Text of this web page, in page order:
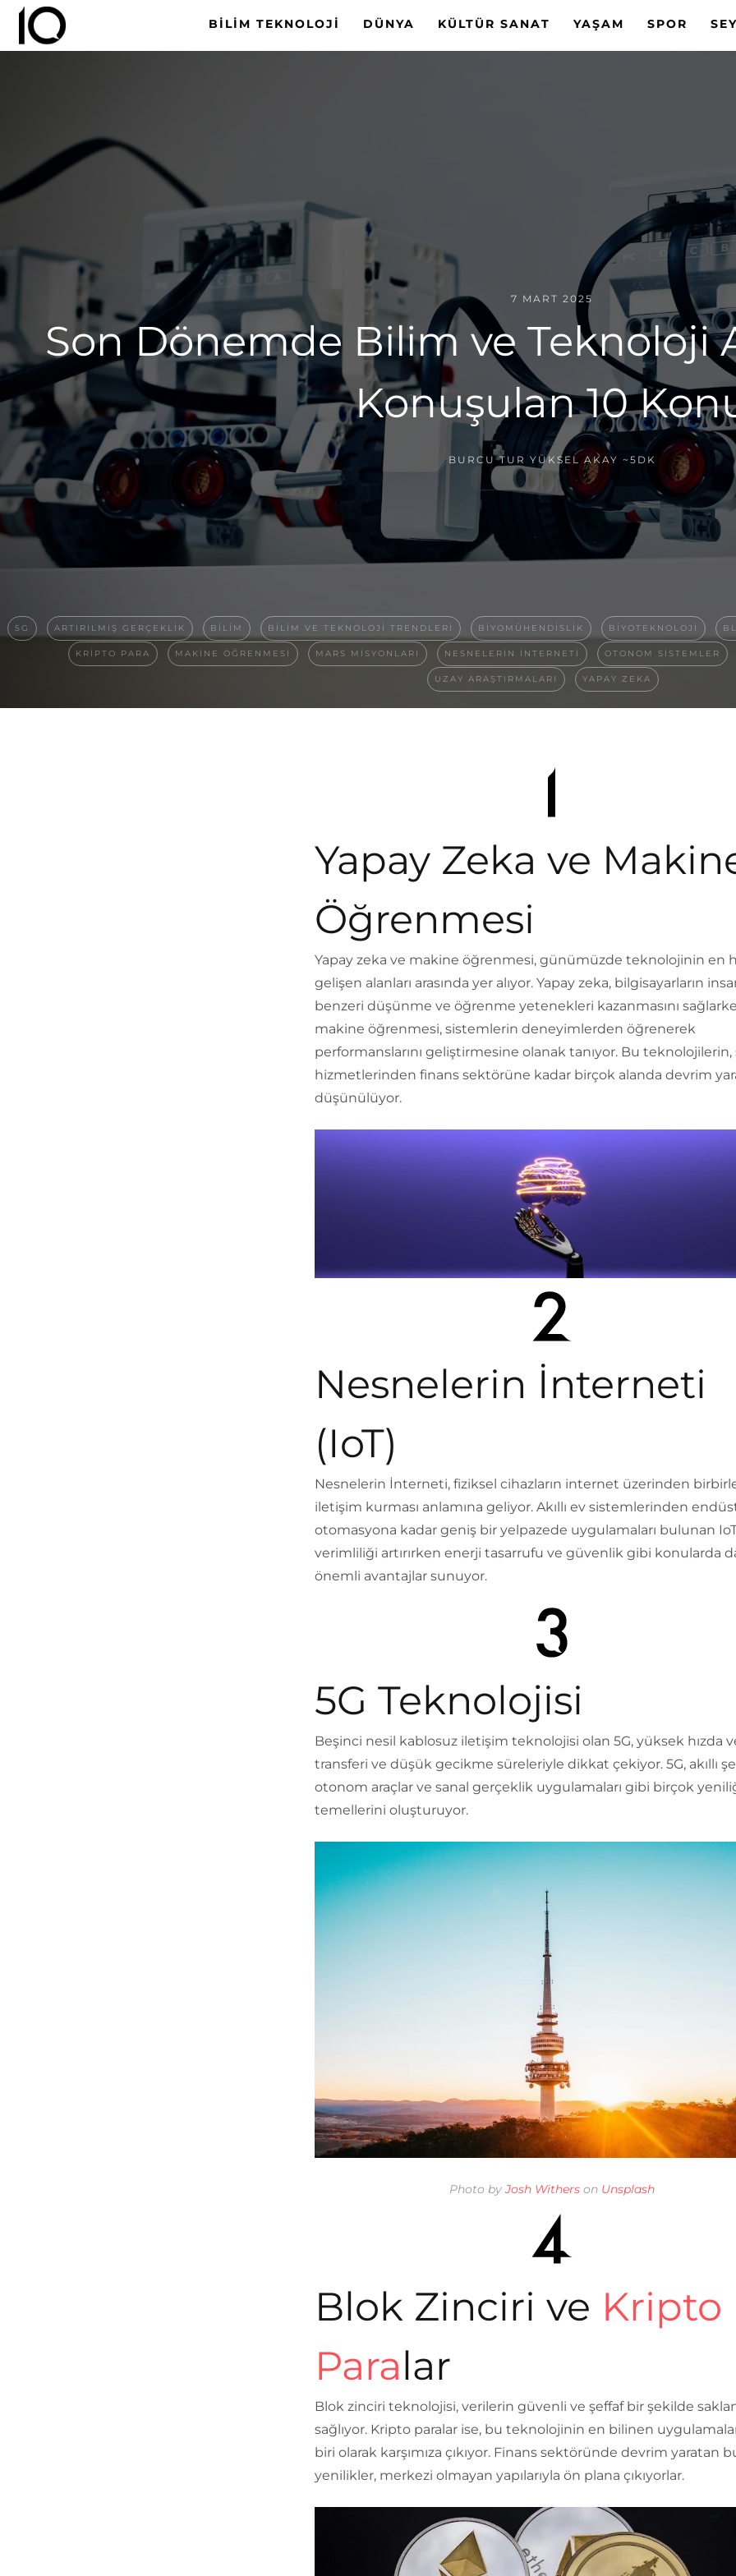
BILIM TEKNOLOJI DÜNYA KÜLTÜR SANAT YAŞAM SPOR
7 MART 2025
Son Dönemde Bilim ve Teknoloji
Konuşulan 10
BURCU TUR YÜKSEL AKAY ~5DK
5G ARTIRILMIŞ GERÇEKLIK BILIM BILIM VE TEKNOLOJI TRENDLERI BIYOMÜHENDISLIK BIYOTEKNOLOJI
KRIPTO PARA MAKINE ÖĞRENMESI MARS MISYONLARI NESNELERIN INTERNETI OTONOM SISTEMLER
UZAY ARAŞTIRMALARI YAPAY ZEKA
Yapay Zeka ve
Öğrenmesi
Yapay zeka ve makine öğrenmesi, günümüzde teknolojinin en
gelişen alanları arasında yer alıyor. Yapay zeka, bilgisayarların
benzeri düşünme ve öğrenme yetenekleri kazanmasını
makine öğrenmesi, sistemlerin deneyimlerden öğrenerek
performanslarını geliştirmesine olanak tanıyor. Bu teknolojilerin,
hizmetlerinden finans sektörüne kadar birçok alanda devrim
düşünülüyor.
Nesnelerin İnterneti
(IoT)
Nesnelerin İnterneti, fiziksel cihazların internet üzerinden
iletişim kurması anlamına geliyor. Akıllı ev sistemlerinden
otomasyona kadar geniş bir yelpazede uygulamaları bulunan
verimliliği artırırken enerji tasarrufu ve güvenlik gibi konularda
önemli avantajlar sunuyor.
5G Teknolojisi
Beşinci nesil kablosuz iletişim teknolojisi olan 5G, yüksek hızda
transferi ve düşük gecikme süreleriyle dikkat çekiyor. 5G, akıllı
otonom araçlar ve sanal gerçeklik uygulamaları gibi birçok
temellerini oluşturuyor.
Photo byJosh Witherson Unsplash
Blok Zinciri ve Kripto
Paralar
Blok zinciri teknolojisi, verilerin güvenli ve şeffaf bir şekilde
sağlıyor. Kripto paralar ise, bu teknolojinin en bilinen
biri olarak karşımıza çıkıyor. Finans sektöründe devrim yaratan
yenilikler, merkezi olmayan yapılarıyla ön plana çıkıyorlar.